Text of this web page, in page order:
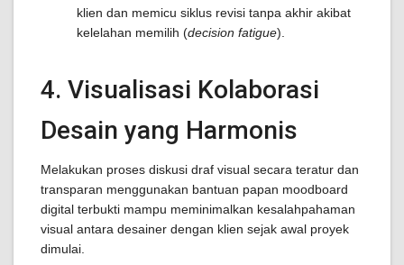
klien dan memicu siklus revisi tanpa akhir akibat
kelelahan memilih (decision fatigue).
4. Visualisasi Kolaborasi
Desain yang Harmonis
Melakukan proses diskusi draf visual secara teratur dan
transparan menggunakan bantuan papan moodboard
digital terbukti mampu meminimalkan kesalahpahaman
visual antara desainer dengan klien sejak awal proyek
dimulai.